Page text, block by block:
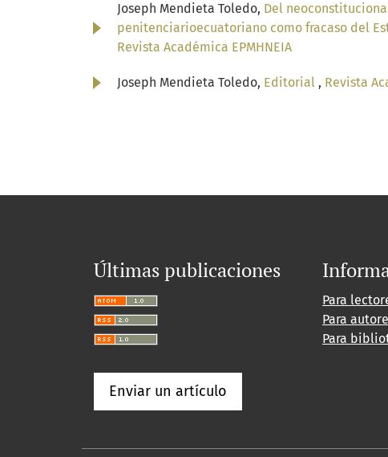
Joseph Mendieta Toledo, Del
penitenciarioecuatoriano como fracaso del
Revista Académica EPMHNEIA
Joseph Mendieta Toledo, Editorial , Revista
Últimas publicaciones
Para
Para
Para
Enviar un artículo